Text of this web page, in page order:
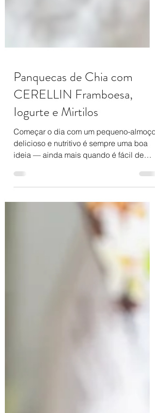
Panquecas de Chia com
CERELLIN Framboesa,
Iogurte e Mirtilos
delicioso e nutritivo é sempre uma boa
ideia — ainda mais quando é fácil de
preparar e feito com...